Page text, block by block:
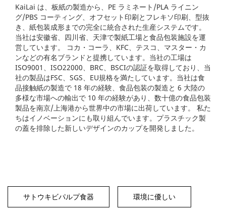
KaiLai は、板紙の製造から、PE ラミネート/PLA ライニン
グ/PBS コーティング、オフセット印刷とフレキソ印刷、型抜
き、紙包装成形までの完全に統合された生産システムです。
当社は安徽省、四川省、天津で製紙工場と食品包装施設を運
営しています。 コカ・コーラ、KFC、テスコ、マスター・カ
ンなどの有名ブランドと提携しています。当社の工場は
ISO9001、ISO22000、BRC、BSCIの認証を取得しており、当
社の製品はFSC、SGS、EU規格を満たしています。当社は食
品接触紙の製造で 18 年の経験、食品包装の製造と 6 大陸の
多様な市場への輸出で 10 年の経験があり、数十億の食品包装
製品を南京/上海港から世界中の市場に出荷しています。 私た
ちはイノベーションにも取り組んでいます。プラスチック製
の蓋を排除した新しいデザインのカップを開発しました。
サトウキビパルプ食器 環境に優しい